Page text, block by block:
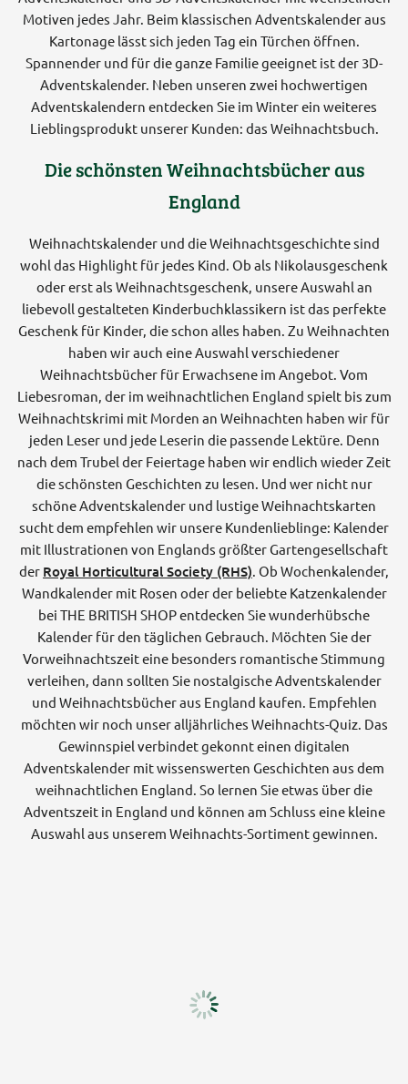
Motiven jedes Jahr. Beim klassischen Adventskalender aus
Kartonage lässt sich jeden Tag ein Türchen öffnen.
Spannender und für die ganze Familie geeignet ist der 3D-
Adventskalender. Neben unseren zwei hochwertigen
Adventskalendern entdecken Sie im Winter ein weiteres
Lieblingsprodukt unserer Kunden: das Weihnachtsbuch.
Die schönsten Weihnachtsbücher aus
England
Weihnachtskalender und die Weihnachtsgeschichte sind
wohl das Highlight für jedes Kind. Ob als Nikolausgeschenk
oder erst als Weihnachtsgeschenk, unsere Auswahl an
liebevoll gestalteten Kinderbuchklassikern ist das perfekte
Geschenk für Kinder, die schon alles haben. Zu Weihnachten
haben wir auch eine Auswahl verschiedener
Weihnachtsbücher für Erwachsene im Angebot. Vom
Liebesroman, der im weihnachtlichen England spielt bis zum
Weihnachtskrimi mit Morden an Weihnachten haben wir für
jeden Leser und jede Leserin die passende Lektüre. Denn
nach dem Trubel der Feiertage haben wir endlich wieder Zeit
die schönsten Geschichten zu lesen. Und wer nicht nur
schöne Adventskalender und lustige Weihnachtskarten
sucht dem empfehlen wir unsere Kundenlieblinge: Kalender
mit Illustrationen von Englands größter Gartengesellschaft
der Royal Horticultural Society (RHS). Ob Wochenkalender,
Wandkalender mit Rosen oder der beliebte Katzenkalender
bei THE BRITISH SHOP entdecken Sie wunderhübsche
Kalender für den täglichen Gebrauch. Möchten Sie der
Vorweihnachtszeit eine besonders romantische Stimmung
verleihen, dann sollten Sie nostalgische Adventskalender
und Weihnachtsbücher aus England kaufen. Empfehlen
möchten wir noch unser alljährliches Weihnachts-Quiz. Das
Gewinnspiel verbindet gekonnt einen digitalen
Adventskalender mit wissenswerten Geschichten aus dem
weihnachtlichen England. So lernen Sie etwas über die
Adventszeit in England und können am Schluss eine kleine
Auswahl aus unserem Weihnachts-Sortiment gewinnen.